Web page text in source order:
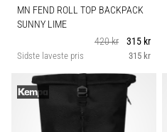
MN FEND ROLL TOP BACKPACK
SUNNY LIME
420 kr
315 kr
Sidste laveste pris 315 kr